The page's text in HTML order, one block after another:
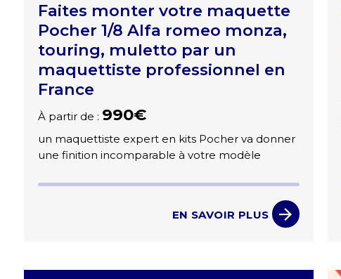
Faites monter votre maquette
Pocher 1/8 Alfa romeo monza,
touring, muletto par un
maquettiste professionnel en
France
À partir de : 990€
un maquettiste expert en kits Pocher va donner
une finition incomparable à votre modèle
EN SAVOIR PLUS